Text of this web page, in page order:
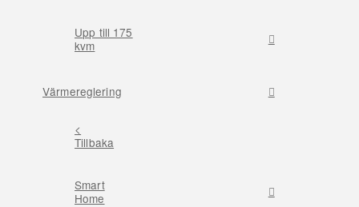
Upp till 175
kvm
Värmereglering
<
Tillbaka
Smart
Home